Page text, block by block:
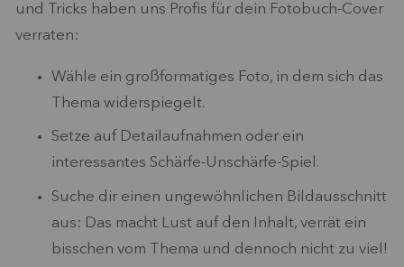
und Tricks haben uns Profis für dein Fotobuch-Cover
verraten:
Wähle ein großformatiges Foto, in dem sich das
Thema widerspiegelt.
Setze auf Detailaufnahmen oder ein
interessantes Schärfe-Unschärfe-Spiel.
Suche dir einen ungewöhnlichen Bildausschnitt
aus: Das macht Lust auf den Inhalt, verrät ein
bisschen vom Thema und dennoch nicht zu viel!